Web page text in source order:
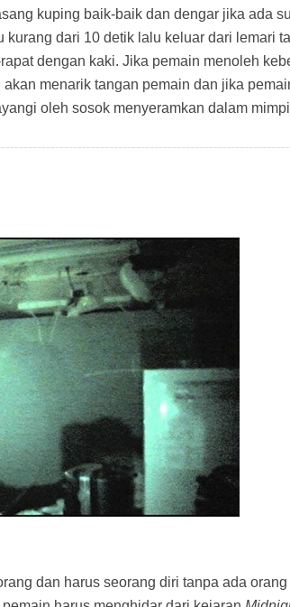
kuping baik-baik dan dengar jika ada
kurang dari 10 detik lalu keluar dari lemari
dengan kaki. Jika pemain menoleh
menarik tangan pemain dan jika
oleh sosok menyeramkan dalam
dan harus seorang diri tanpa ada